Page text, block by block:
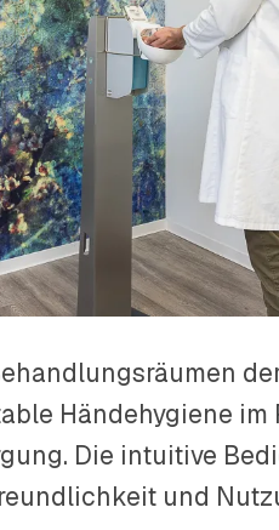
Händehygiene im
Die intuitive
und